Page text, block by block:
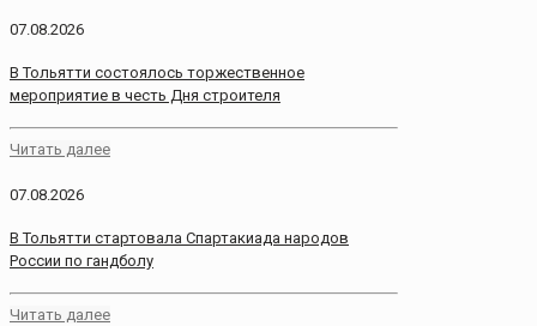
07.08.2026
В Тольятти состоялось торжественное
мероприятие в честь Дня строителя
Читать далее
07.08.2026
В Тольятти стартовала Спартакиада народов
России по гандболу
Читать далее